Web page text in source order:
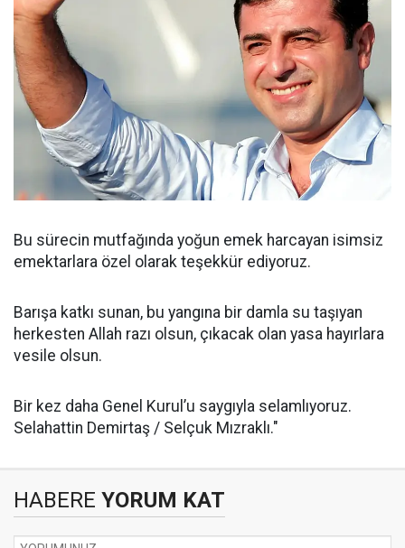
Bu sürecin mutfağında yoğun emek harcayan isimsiz
emektarlara özel olarak teşekkür ediyoruz.
Barışa katkı sunan, bu yangına bir damla su taşıyan
herkesten Allah razı olsun, çıkacak olan yasa hayırlara
vesile olsun.
Bir kez daha Genel Kurul’u saygıyla selamlıyoruz.
Selahattin Demirtaş / Selçuk Mızraklı."
HABERE YORUM KAT